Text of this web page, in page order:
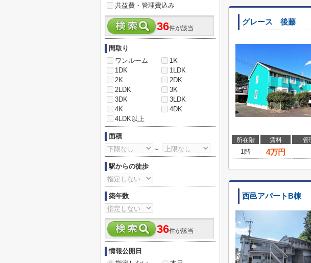
グレース 後藤
所在階 賃料 管
1階
4万円
西邑アパートB棟
共益費・管理費込み
36件が該当
間取り
ワンルーム
1K
1DK
1LDK
2K
2DK
2LDK
3K
3DK
3LDK
4K
4DK
4LDK以上
面積
～
駅からの徒歩
築年数
36件が該当
情報公開日